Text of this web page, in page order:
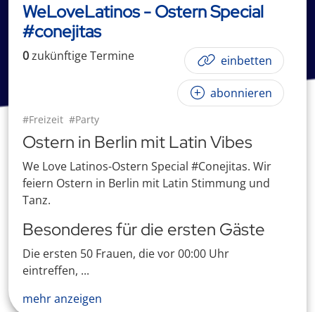
WeLoveLatinos - Ostern Special
#conejitas
0zukünftigeTermine einbetten
abonnieren
#Freizeit #Party
Ostern in Berlin mit Latin Vibes
We Love Latinos-Ostern Special #Conejitas. Wir
feiern Ostern in Berlin mit Latin Stimmung und
Tanz.
Besonderes für die ersten Gäste
Die ersten 50 Frauen, die vor 00:00 Uhr
eintreffen, ...
mehr anzeigen